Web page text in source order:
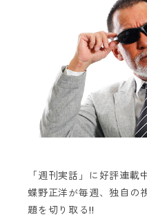
「週刊実話」に好評連載
蝶野正洋が毎週、独自の
題を切り取る!!